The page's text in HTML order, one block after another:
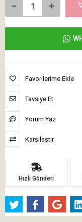
Favorilerime Ekle
Tavsiye Et
Yorum Yaz
Karşılaştır
Hızlı Gönderi